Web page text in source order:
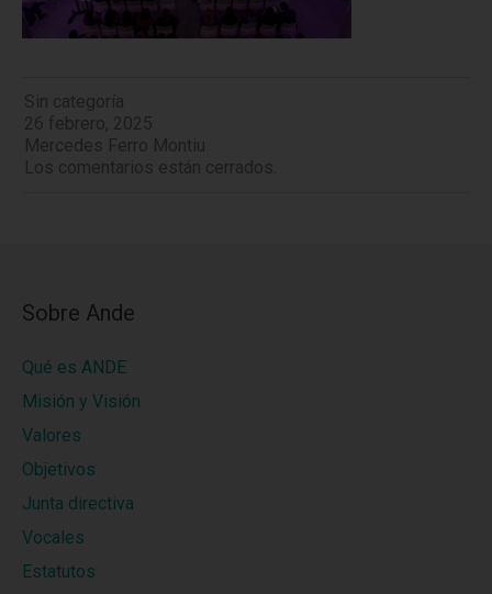
Sin categoría
26 febrero, 2025
Mercedes Ferro Montiu
Los comentarios están cerrados.
Sobre Ande
Qué es ANDE
Misión y Visión
Valores
Objetivos
Junta directiva
Vocales
Estatutos